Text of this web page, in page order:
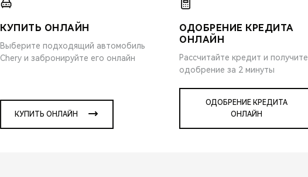
КУПИТЬ ОНЛАЙН
Выберите подходящий автомобиль
Chery и забронируйте его онлайн
КУПИТЬ ОНЛАЙН
ОДОБРЕНИЕ КРЕДИТА
ОНЛАЙН
Рассчитайте кредит и получите
одобрение за 2 минуты
ОДОБРЕНИЕ КРЕДИТА
ОНЛАЙН